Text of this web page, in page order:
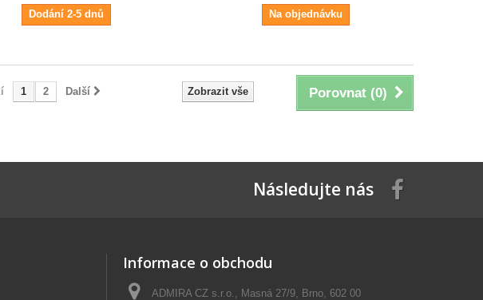
Dodání 2-5 dnů Na objednávku
Porovnat (0)
Zobrazit vše
1 2 Další
Následujte nás
Informace o obchodu
ADMIRA CZ s.r.o., Masná 27/9, Brno, 602 00